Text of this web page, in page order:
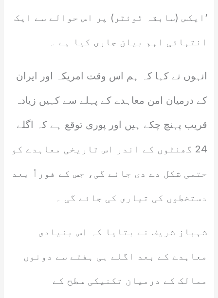
‘ایکس (سابقہ ٹوئٹر) پر اس حوالے سے ایک
انتہائی اہم بیان جاری کیا ہے ۔
انہوں نے کہا کہ ہم اس وقت امریکہ اور ایران
کے درمیان امن معاہدے کے پہلے سے کہیں زیادہ
قریب پہنچ چکے ہیں اور پوری توقع ہے کہ اگلے
24 گھنٹوں کے اندر اس تاریخی معاہدے کو
حتمی شکل دے دی جائے گی، جس کے فوراً بعد
دستخطوں کی تیاری کی جائے گی ۔
شہباز شریف نے بتایا کہ اس بنیادی
معاہدے کے بعد اگلے ہی ہفتے سے دونوں
ممالک کے درمیان تکنیکی سطح کے